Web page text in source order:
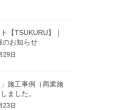
【TSUKURU】｜
のお知らせ
29日
」施工事例（商業施
ました。
23日